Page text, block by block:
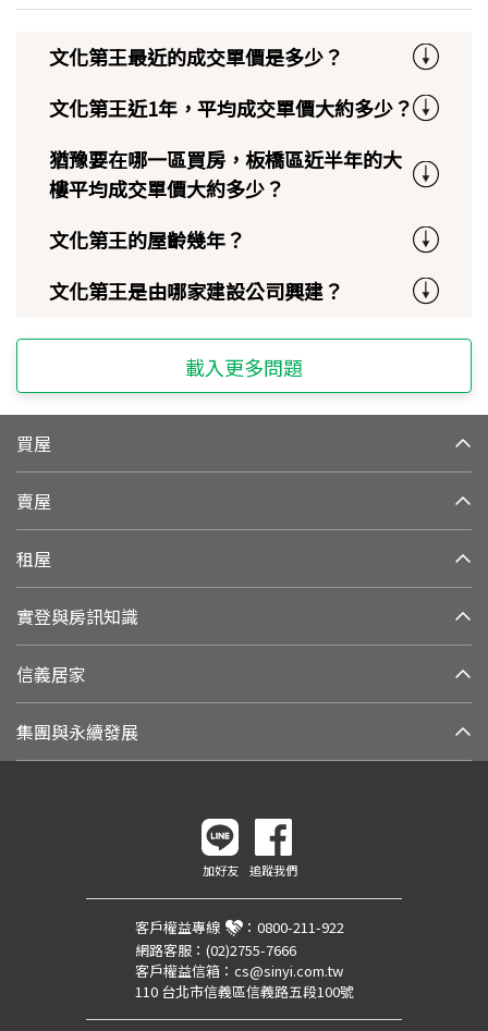
文化第王最近的成交單價是多少？
文化第王近1年，平均成交單價大約多少？
猶豫要在哪一區買房，板橋區近半年的大
樓平均成交單價大約多少？
文化第王的屋齡幾年？
文化第王是由哪家建設公司興建？
載入更多問題
買屋
賣屋
租屋
實登與房訊知識
信義居家
集團與永續發展
加好友 追蹤我們
客戶權益專線 ： 0800-211-922
網路客服： (02)2755-7666
客戶權益信箱： cs@sinyi.com.tw
110 台北市信義區信義路五段100號